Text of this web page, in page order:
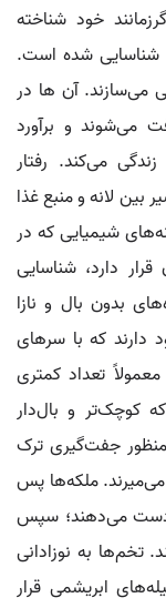
خود شناخته
از آن ها شناسایی شده است.
می‌سازند. آن ها در
می‌شوند و برآورد
زمین زندگی می‌کند. رفتار
بین لانه و منبع غذا
شیمیایی که در
دارد، شناسایی
بدون بال و نازا
دارند که با سرهای
تعداد کمتری
کوچک‌تر و بال‌دار
جفت‌گیری ترک
ملکه‌ها پس
دست می‌دهند؛ سپس
تخم‌ها به نوزادانی
ابریشمی قرار